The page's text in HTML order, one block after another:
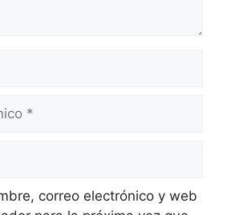
correo electrónico y web